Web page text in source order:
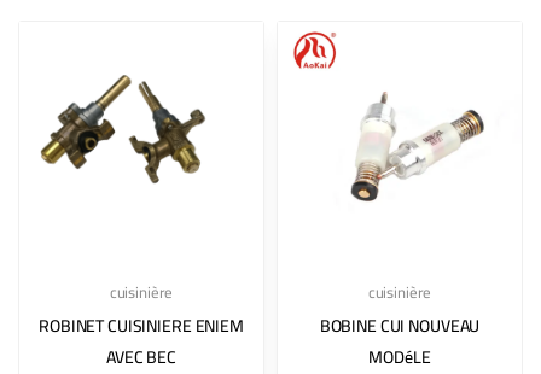
cuisinière
ROBINET CUISINIERE ENIEM
AVEC BEC
cuisinière
BOBINE CUI NOUVEAU
MODéLE